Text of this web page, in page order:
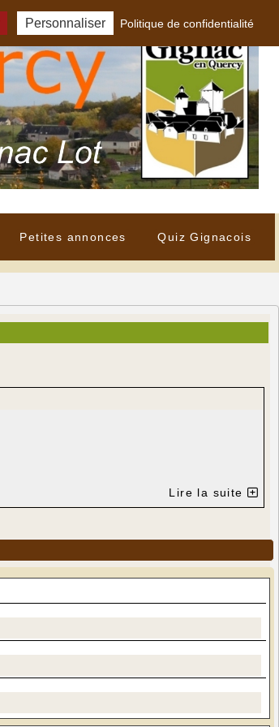
Petites annonces Quiz Gignacois
Lire la suite
Personnaliser Politique de confidentialité